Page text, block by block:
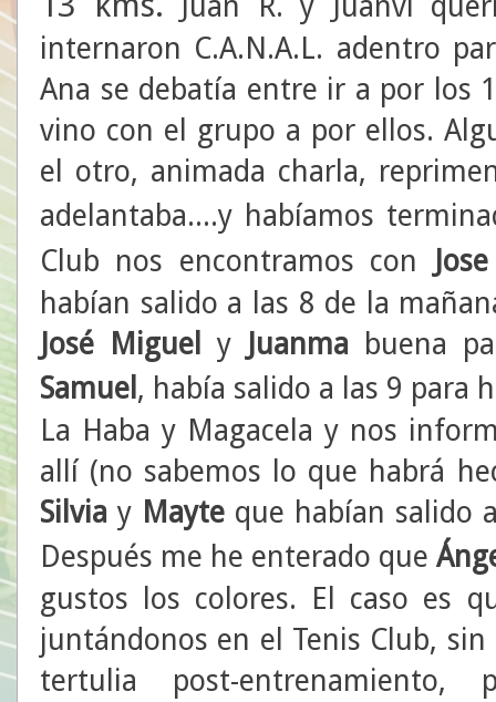
internaron C.A.N.A.L. adentro
Ana se debatía entre ir a por los
vino con el grupo a por ellos.
el otro, animada charla,
adelantaba....y habíamos
Club nos encontramos con
habían salido a las 8 de la
José Miguel
y Juanma buena
Samuel , había salido a las 9 para
La Haba y Magacela y nos
allí (no sabemos lo que habrá
Silvia y Mayteque habían salido
Después me he enterado que
gustos los colores. El caso es
juntándonos en el Tenis Club,
tertulia post-entrenamiento,